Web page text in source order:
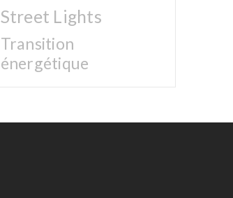
Street Lights
Transition
énergétique